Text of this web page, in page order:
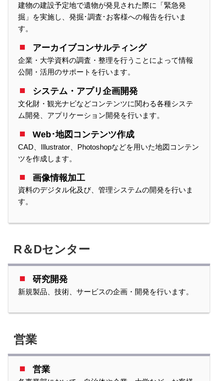
建物の建設予定地で遺物が発見された際に「緊急発
掘」を実施し、発掘･調査･お客様への報告を行いま
す。
アーカイブコンサルティング
企業・大学資料の調査・整理を行うことによって情報
公開・活用のサポートを行います。
システム・アプリ企画開発
文化財・観光ナビなどコンテンツに関わる各種システ
ム開発、アプリケーション開発を行います。
Web･地図コンテンツ作成
CAD、Illustrator、Photoshopなどを用いた地図コンテン
ツを作成します。
画像情報加工
資料のデジタル化及び、管理システムの開発を行いま
す。
R＆Dセンター
研究開発
新規製品、技術、サービスの企画・開発を行います。
営業
営業